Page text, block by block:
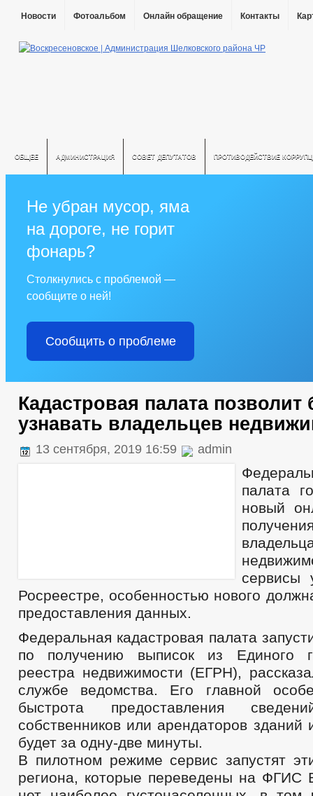
Новости Фотоальбом Онлайн обращение Контакты
ОБЩЕЕ АДМИНИСТРАЦИЯ СОВЕТ ДЕПУТАТОВ ПРОТИВОДЕЙСТВИЕ
Не убран мусор, яма
на дороге, не горит
фонарь?
Столкнулись с проблемой —
сообщите о ней!
Сообщить о проблеме
Кадастровая палата позволит
узнавать владельцев
13 сентября, 2019 16:59 admin
палата
новый
сервисы
Росреестре, особенностью нового
предоставления данных.
Федеральная кадастровая палата
по получению выписок из Единого
реестра недвижимости (ЕГРН),
службе ведомства. Его главной
быстрота предоставления
собственников или арендаторов
будет за одну-две минуты.
В пилотном режиме сервис запустят
региона, которые переведены на ФГИС